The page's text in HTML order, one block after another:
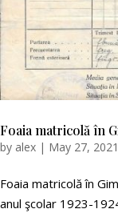
Foaia matricolă în
by alex | May 27, 2021
Foaia matricolă în
anul şcolar 1923-